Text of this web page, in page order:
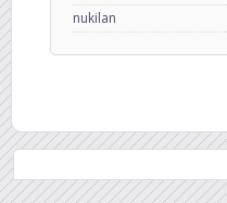
nukilan